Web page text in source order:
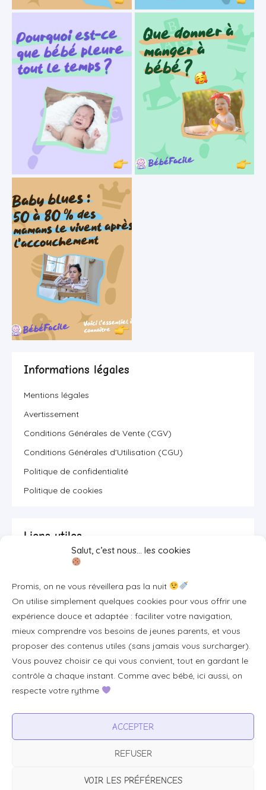
Salut, c’est nous… les cookies
Promis, on ne vous réveillera pas la nuit
On utilise simplement quelques cookies pour vous offrir une
expérience douce et adaptée : faciliter votre navigation,
mieux comprendre vos besoins de jeunes parents, et vous
proposer des contenus utiles (sans jamais vous surcharger).
Vous pouvez choisir ce qui vous convient, tout en gardant le
contrôle à chaque instant. Comme avec bébé, ici aussi, on
respecte votre rythme
ACCEPTER
REFUSER
VOIR LES PRÉFÉRENCES
Informations légales
Mentions légales
Avertissement
Conditions Générales de Vente (CGV)
Conditions Générales d'Utilisation (CGU)
Politique de confidentialité
Politique de cookies
Liens utiles
Se connecter/S'inscrire
FAQ / Livraison & accès
À propos
Plan du site
Tous les articles
Professionnels & partenariats
Visibilité pour votre marque
Proposer un produit ou un service